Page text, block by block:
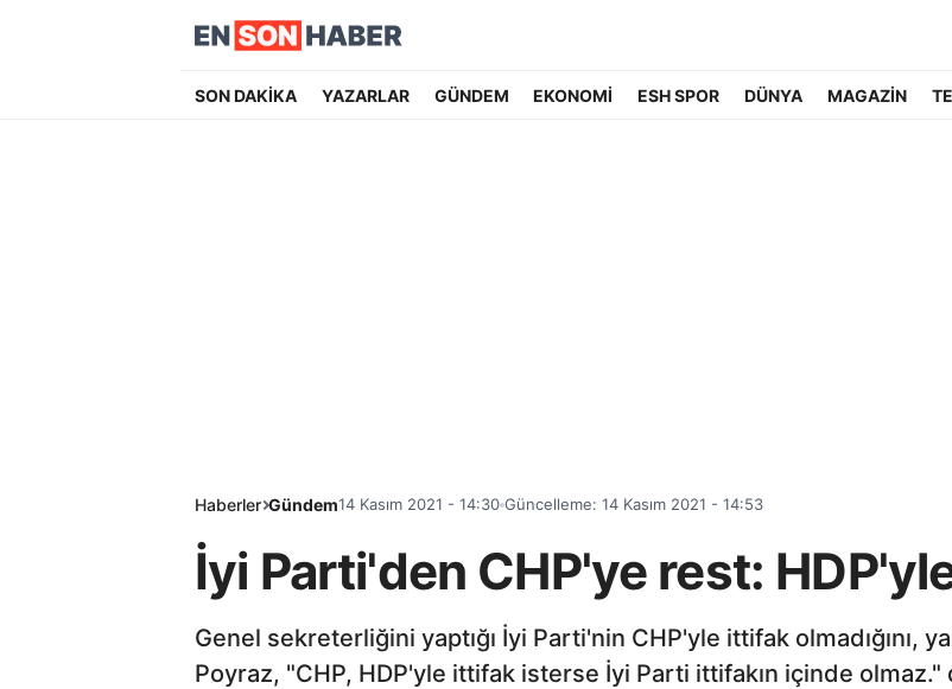
SON DAKİKA YAZARLAR GÜNDEM EKONOMİ ESH SPOR DÜNYA MAGAZİN
Haberler Gündem14 Kasım 2021 - 14:30 Güncelleme: 14 Kasım 2021 - 14:53
İyi Parti'den CHP'ye rest:
Genel sekreterliğini yaptığı İyi Parti'nin CHP'yle ittifak olmadığını,
Poyraz, "CHP, HDP'yle ittifak isterse İyi Parti ittifakın içinde olmaz."